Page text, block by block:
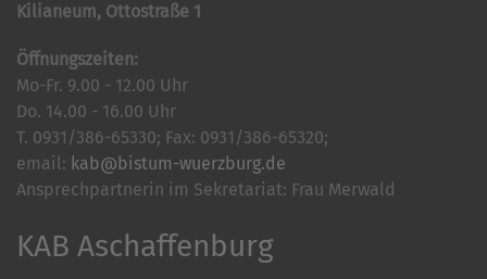
Kilianeum, Ottostraße 1
Öffnungszeiten:
Mo-Fr. 9.00 - 12.00 Uhr
Do. 14.00 - 16.00 Uhr
T. 0931/386-65330; Fax: 0931/386-65320;
email: kab@bistum-wuerzburg.de
Ansprechpartnerin im Sekretariat: Frau Merwald
KAB Aschaffenburg